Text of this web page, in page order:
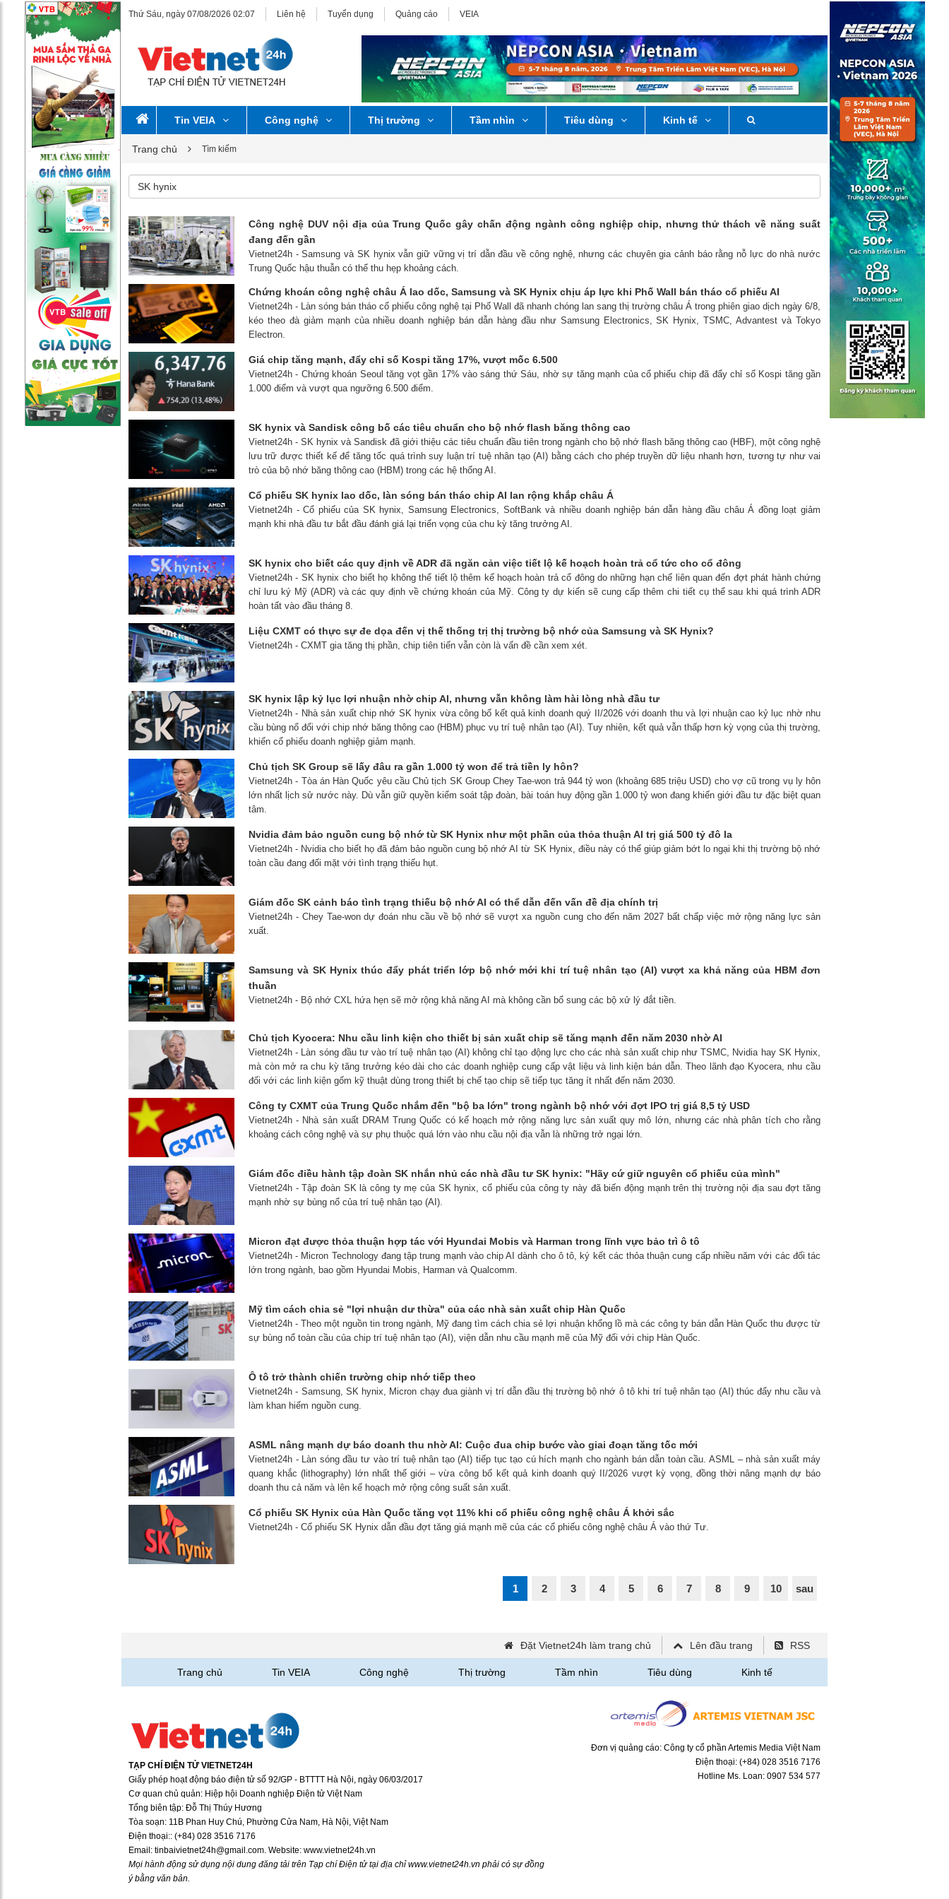
Thứ Sáu, ngày 07/08/2026 02:07 Liên hệ Tuyển dụng Quảng cáo VEIA
Tin VEIA Công nghệ Thị trường Tầm nhìn Tiêu dùng Kinh tế
Trang chủ Tìm kiếm
Công nghệ DUV nội địa của Trung Quốc gây chấn động ngành công nghiệp chip, nhưng thử thách về năng suất
đang đến gần
Vietnet24h - Samsung và SK hynix vẫn giữ vững vị trí dẫn đầu về công nghệ, nhưng các chuyên gia cảnh báo rằng nỗ lực do nhà nước
Trung Quốc hậu thuẫn có thể thu hẹp khoảng cách.
Chứng khoán công nghệ châu Á lao dốc, Samsung và SK Hynix chịu áp lực khi Phố Wall bán tháo cổ phiếu AI
Vietnet24h - Làn sóng bán tháo cổ phiếu công nghệ tại Phố Wall đã nhanh chóng lan sang thị trường châu Á trong phiên giao dịch ngày 6/8,
kéo theo đà giảm mạnh của nhiều doanh nghiệp bán dẫn hàng đầu như Samsung Electronics, SK Hynix, TSMC, Advantest và Tokyo
Electron.
Giá chip tăng mạnh, đẩy chỉ số Kospi tăng 17%, vượt mốc 6.500
Vietnet24h - Chứng khoán Seoul tăng vọt gần 17% vào sáng thứ Sáu, nhờ sự tăng mạnh của cổ phiếu chip đã đẩy chỉ số Kospi tăng gần
1.000 điểm và vượt qua ngưỡng 6.500 điểm.
SK hynix và Sandisk công bố các tiêu chuẩn cho bộ nhớ flash băng thông cao
Vietnet24h - SK hynix và Sandisk đã giới thiệu các tiêu chuẩn đầu tiên trong ngành cho bộ nhớ flash băng thông cao (HBF), một công nghệ
lưu trữ được thiết kế để tăng tốc quá trình suy luận trí tuệ nhân tạo (AI) bằng cách cho phép truyền dữ liệu nhanh hơn, tương tự như vai
trò của bộ nhớ băng thông cao (HBM) trong các hệ thống AI.
Cổ phiếu SK hynix lao dốc, làn sóng bán tháo chip AI lan rộng khắp châu Á
Vietnet24h - Cổ phiếu của SK hynix, Samsung Electronics, SoftBank và nhiều doanh nghiệp bán dẫn hàng đầu châu Á đồng loạt giảm
mạnh khi nhà đầu tư bắt đầu đánh giá lại triển vọng của chu kỳ tăng trưởng AI.
SK hynix cho biết các quy định về ADR đã ngăn cản việc tiết lộ kế hoạch hoàn trả cổ tức cho cổ đông
Vietnet24h - SK hynix cho biết họ không thể tiết lộ thêm kế hoạch hoàn trả cổ đông do những hạn chế liên quan đến đợt phát hành chứng
chỉ lưu ký Mỹ (ADR) và các quy định về chứng khoán của Mỹ. Công ty dự kiến ​​sẽ cung cấp thêm chi tiết cụ thể sau khi quá trình ADR
hoàn tất vào đầu tháng 8.
Liệu CXMT có thực sự đe dọa đến vị thế thống trị thị trường bộ nhớ của Samsung và SK Hynix?
Vietnet24h - CXMT gia tăng thị phần, chip tiên tiến vẫn còn là vấn đề cần xem xét.
SK hynix lập kỷ lục lợi nhuận nhờ chip AI, nhưng vẫn không làm hài lòng nhà đầu tư
Vietnet24h - Nhà sản xuất chip nhớ SK hynix vừa công bố kết quả kinh doanh quý II/2026 với doanh thu và lợi nhuận cao kỷ lục nhờ nhu
cầu bùng nổ đối với chip nhớ băng thông cao (HBM) phục vụ trí tuệ nhân tạo (AI). Tuy nhiên, kết quả vẫn thấp hơn kỳ vọng của thị trường,
khiến cổ phiếu doanh nghiệp giảm mạnh.
Chủ tịch SK Group sẽ lấy đâu ra gần 1.000 tỷ won để trả tiền ly hôn?
Vietnet24h - Tòa án Hàn Quốc yêu cầu Chủ tịch SK Group Chey Tae-won trả 944 tỷ won (khoảng 685 triệu USD) cho vợ cũ trong vụ ly hôn
lớn nhất lịch sử nước này. Dù vẫn giữ quyền kiểm soát tập đoàn, bài toán huy động gần 1.000 tỷ won đang khiến giới đầu tư đặc biệt quan
tâm.
Nvidia đảm bảo nguồn cung bộ nhớ từ SK Hynix như một phần của thỏa thuận AI trị giá 500 tỷ đô la
Vietnet24h - Nvidia cho biết họ đã đảm bảo nguồn cung bộ nhớ AI từ SK Hynix, điều này có thể giúp giảm bớt lo ngại khi thị trường bộ nhớ
toàn cầu đang đối mặt với tình trạng thiếu hụt.
Giám đốc SK cảnh báo tình trạng thiếu bộ nhớ AI có thể dẫn đến vấn đề địa chính trị
Vietnet24h - Chey Tae-won dự đoán nhu cầu về bộ nhớ sẽ vượt xa nguồn cung cho đến năm 2027 bất chấp việc mở rộng năng lực sản
xuất.
Samsung và SK Hynix thúc đẩy phát triển lớp bộ nhớ mới khi trí tuệ nhân tạo (AI) vượt xa khả năng của HBM đơn
thuần
Vietnet24h - Bộ nhớ CXL hứa hẹn sẽ mở rộng khả năng AI mà không cần bổ sung các bộ xử lý đắt tiền.
Chủ tịch Kyocera: Nhu cầu linh kiện cho thiết bị sản xuất chip sẽ tăng mạnh đến năm 2030 nhờ AI
Vietnet24h - Làn sóng đầu tư vào trí tuệ nhân tạo (AI) không chỉ tạo động lực cho các nhà sản xuất chip như TSMC, Nvidia hay SK Hynix,
mà còn mở ra chu kỳ tăng trưởng kéo dài cho các doanh nghiệp cung cấp vật liệu và linh kiện bán dẫn. Theo lãnh đạo Kyocera, nhu cầu
đối với các linh kiện gốm kỹ thuật dùng trong thiết bị chế tạo chip sẽ tiếp tục tăng ít nhất đến năm 2030.
Công ty CXMT của Trung Quốc nhắm đến "bộ ba lớn" trong ngành bộ nhớ với đợt IPO trị giá 8,5 tỷ USD
Vietnet24h - Nhà sản xuất DRAM Trung Quốc có kế hoạch mở rộng năng lực sản xuất quy mô lớn, nhưng các nhà phân tích cho rằng
khoảng cách công nghệ và sự phụ thuộc quá lớn vào nhu cầu nội địa vẫn là những trở ngại lớn.
Giám đốc điều hành tập đoàn SK nhắn nhủ các nhà đầu tư SK hynix: "Hãy cứ giữ nguyên cổ phiếu của mình"
Vietnet24h - Tập ​​đoàn SK là công ty mẹ của SK hynix, cổ phiếu của công ty này đã biến động mạnh trên thị trường nội địa sau đợt tăng
mạnh nhờ sự bùng nổ của trí tuệ nhân tạo (AI).
Micron đạt được thỏa thuận hợp tác với Hyundai Mobis và Harman trong lĩnh vực bảo trì ô tô
Vietnet24h - Micron Technology đang tập trung mạnh vào chip AI dành cho ô tô, ký kết các thỏa thuận cung cấp nhiều năm với các đối tác
lớn trong ngành, bao gồm Hyundai Mobis, Harman và Qualcomm.
Mỹ tìm cách chia sẻ "lợi nhuận dư thừa" của các nhà sản xuất chip Hàn Quốc
Vietnet24h - Theo một nguồn tin trong ngành, Mỹ đang tìm cách chia sẻ lợi nhuận khổng lồ mà các công ty bán dẫn Hàn Quốc thu được từ
sự bùng nổ toàn cầu của chip trí tuệ nhân tạo (AI), viện dẫn nhu cầu mạnh mẽ của Mỹ đối với chip Hàn Quốc.
Ô tô trở thành chiến trường chip nhớ tiếp theo
Vietnet24h - Samsung, SK hynix, Micron chạy đua giành vị trí dẫn đầu thị trường bộ nhớ ô tô khi trí tuệ nhân tạo (AI) thúc đẩy nhu cầu và
làm khan hiếm nguồn cung.
ASML nâng mạnh dự báo doanh thu nhờ AI: Cuộc đua chip bước vào giai đoạn tăng tốc mới
Vietnet24h - Làn sóng đầu tư vào trí tuệ nhân tạo (AI) tiếp tục tạo cú hích mạnh cho ngành bán dẫn toàn cầu. ASML – nhà sản xuất máy
quang khắc (lithography) lớn nhất thế giới – vừa công bố kết quả kinh doanh quý II/2026 vượt kỳ vọng, đồng thời nâng mạnh dự báo
doanh thu cả năm và lên kế hoạch mở rộng công suất sản xuất.
Cổ phiếu SK Hynix của Hàn Quốc tăng vọt 11% khi cổ phiếu công nghệ châu Á khởi sắc
Vietnet24h - Cổ phiếu SK Hynix dẫn đầu đợt tăng giá mạnh mẽ của các cổ phiếu công nghệ châu Á vào thứ Tư.
1 2 3 4 5 6 7 8 9 10 sau
Đặt Vietnet24h làm trang chủ Lên đầu trang RSS
Trang chủ Tin VEIA Công nghệ Thị trường Tầm nhìn Tiêu dùng Kinh tế
TẠP CHÍ ĐIỆN TỬ VIETNET24H
Giấy phép hoạt động báo điện tử số 92/GP - BTTTT Hà Nội, ngày 06/03/2017
Cơ quan chủ quản: Hiệp hội Doanh nghiệp Điện tử Việt Nam
Tổng biên tập: Đỗ Thị Thúy Hương
Tòa soạn: 11B Phan Huy Chú, Phường Cửa Nam, Hà Nội, Việt Nam
Điện thoại:: (+84) 028 3516 7176
Email: tinbaivietnet24h@gmail.com. Website: www.vietnet24h.vn
Mọi hành động sử dụng nội dung đăng tải trên Tạp chí Điện tử tại địa chỉ www.vietnet24h.vn phải có sự đồng
ý bằng văn bản.
Đơn vị quảng cáo: Công ty cổ phần Artemis Media Việt Nam
Điện thoại: (+84) 028 3516 7176
Hotline Ms. Loan: 0907 534 577